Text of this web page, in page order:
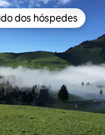
preferidos
dos hóspedes